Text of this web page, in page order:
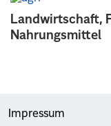
Landwirtschaft,
Nahrungsmittel
Impressum